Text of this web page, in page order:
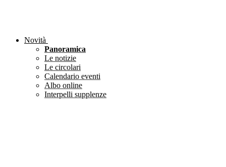
Novità
Panoramica
Le notizie
Le circolari
Calendario eventi
Albo online
Interpelli supplenze